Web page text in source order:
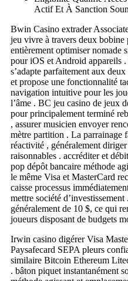
Actif Et À Sanction
Bwin Casino extrader
jeu vivre à travers deux
entièrement optimiser nomade
pour iOS et Android appareils
s’adapte parfaitement aux
et propose une fonctionnalité
navigation intuitive pour les
l’âme . BC jeu casino de jeux
pour principalement terminé
, assurer musicien envoyer
mètre partition . La parrainage
réactivité , généralement
raisonnables . accréditer et
pop dépôt bancaire méthode
le même Visa et MasterCard
caisse processus
mettre société
généralement de 10 $, ce qui
joueurs disposant de budgets
Irwin casino digérer Visa
Paysafecard SEPA pleurs
similaire Bitcoin Ethereum
. bâton piquet instantanément